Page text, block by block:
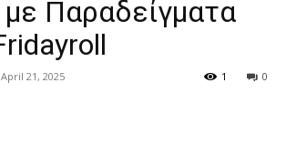
Παραδείγματα
April 21, 2025 0
1